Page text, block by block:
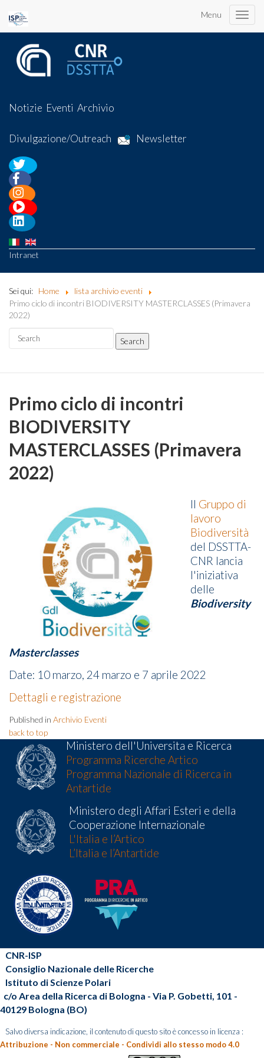
Menu
Toggle
Notizie Eventi Archivio
Divulgazione/Outreach Newsletter
Intranet
Sei qui: Home
lista archivio eventi
Primo ciclo di incontri BIODIVERSITY MASTERCLASSES (Primavera
2022)
Primo ciclo di incontri
BIODIVERSITY
MASTERCLASSES (Primavera
2022)
Il Gruppo di
lavoro
Biodiversità
del DSSTTA-
CNR lancia
l'iniziativa
delle
Biodiversity
Masterclasses
Date: 10 marzo, 24 marzo e 7 aprile 2022
Dettagli e registrazione
Published in Archivio Eventi
back to top
Ministero dell'Universita e Ricerca
Programma Ricerche Artico
Programma Nazionale di Ricerca in
Antartide
Ministero degli Affari Esteri e della
Cooperazione Internazionale
L'Italia e l’Artico
L’Italia e l’Antartide
CNR-ISP
Consiglio Nazionale delle Ricerche
Istituto di Scienze Polari
c/o Area della Ricerca di Bologna - Via P. Gobetti, 101 -
40129 Bologna (BO)
Salvo diversa indicazione, il contenuto di questo sito è concesso in licenza :
Attribuzione - Non commerciale - Condividi allo stesso modo 4.0